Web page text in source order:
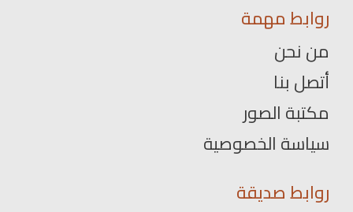
روابط مهمة
من نحن
أتصل بنا
مكتبة الصور
سياسة الخصوصية
روابط صديقة